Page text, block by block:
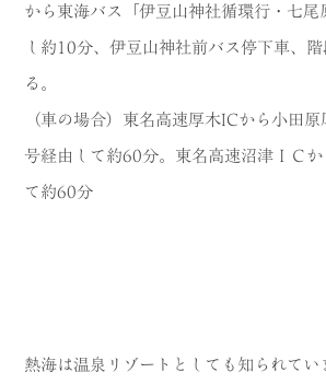
から東海バス「伊豆山神社循環行・七尾
し約10分、伊豆山神社前バス停下車、
る。
（車の場合）東名高速厚木ICから小田
号経由して約60分。東名高速沼津ＩＣか
て約60分
熱海は温泉リゾートとしても知られてい